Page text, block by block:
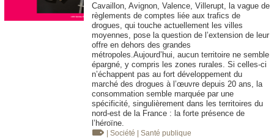
Cavaillon, Avignon, Valence, Villerupt, la vague de
règlements de comptes liée aux trafics de
drogues, qui touche actuellement les villes
moyennes, pose la question de l’extension de leur
offre en dehors des grandes
métropoles.Aujourd’hui, aucun territoire ne semble
épargné, y compris les zones rurales. Si celles-ci
n’échappent pas au fort développement du
marché des drogues à l’œuvre depuis 20 ans, la
consommation semble marquée par une
spécificité, singulièrement dans les territoires du
nord-est de la France : la forte présence de
l’héroïne.
| Société | Santé publique